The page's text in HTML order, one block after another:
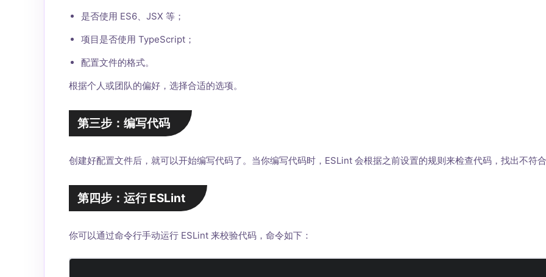
是否使用 ES6、JSX 等；
项目是否使用 TypeScript；
配置文件的格式。
根据个人或团队的偏好，选择合适的选项。
第三步：编写代码
创建好配置文件后，就可以开始编写代码了。当你编写代码时，ESLint 会根据之前设置的规则来检查代码，找出不符
第四步：运行 ESLint
你可以通过命令行手动运行 ESLint 来校验代码，命令如下：